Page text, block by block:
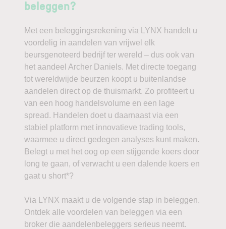
beleggen?
Met een beleggingsrekening via LYNX handelt u
voordelig in aandelen van vrijwel elk
beursgenoteerd bedrijf ter wereld – dus ook van
het aandeel Archer Daniels. Met directe toegang
tot wereldwijde beurzen koopt u buitenlandse
aandelen direct op de thuismarkt. Zo profiteert u
van een hoog handelsvolume en een lage
spread. Handelen doet u daarnaast via een
stabiel platform met innovatieve trading tools,
waarmee u direct gedegen analyses kunt maken.
Belegt u met het oog op een stijgende koers door
long te gaan, of verwacht u een dalende koers en
gaat u short*?
Via LYNX maakt u de volgende stap in beleggen.
Ontdek alle voordelen van beleggen via een
broker die aandelenbeleggers serieus neemt.